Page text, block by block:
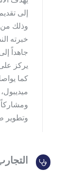
إلى
وذلك من
خبرته
جاهداً
يركز على
كما
ومشاركاً
وتطوير